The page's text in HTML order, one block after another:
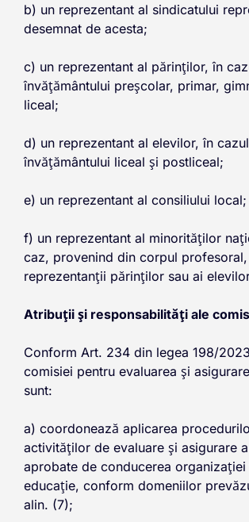
b) un reprezentant al sindicatului
desemnat de acesta;
c) un reprezentant al părinților, în
învățământului preșcolar, primar,
liceal;
d) un reprezentant al elevilor, în cazul
învățământului liceal și postliceal;
e) un reprezentant al consiliului local;
f) un reprezentant al minorităților
caz, provenind din corpul profesoral,
reprezentanții părinților sau ai
Atribuții și responsabilități ale
Conform Art. 234 din legea 198/
comisiei pentru evaluarea și
sunt:
a) coordonează aplicarea
activităților de evaluare și asigurare
aprobate de conducerea
educație, conform domeniilor
alin. (7);